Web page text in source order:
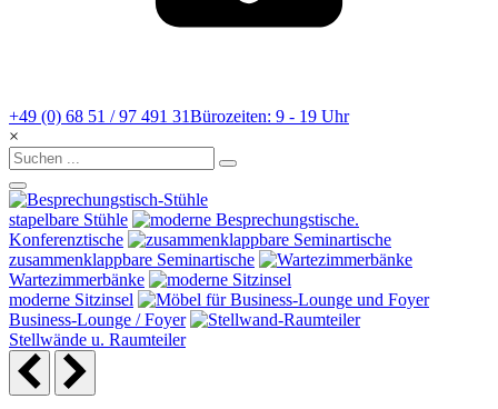
+49 (0) 68 51 / 97 491 31Bürozeiten: 9 - 19 Uhr
×
stapelbare Stühle
Konferenztische
zusammenklappbare Seminartische
Wartezimmerbänke
moderne Sitzinsel
Business-Lounge / Foyer
Stellwände u. Raumteiler